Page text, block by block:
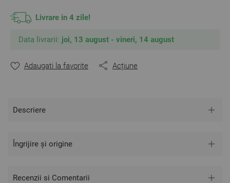
Livrare in 4 zile!
Data livrarii: joi, 13 august - vineri, 14 august
Adaugati la favorite Acțiune
Descriere
Îngrijire și origine
Recenzii si Comentarii